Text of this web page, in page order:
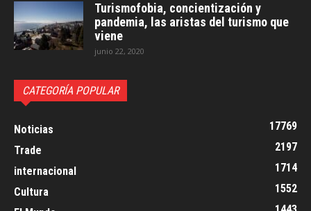
Turismofobia, concientización y
pandemia, las aristas del turismo que
viene
junio 22, 2020
CATEGORÍA POPULAR
Noticias
17769
Trade
2197
internacional
1714
Cultura
1552